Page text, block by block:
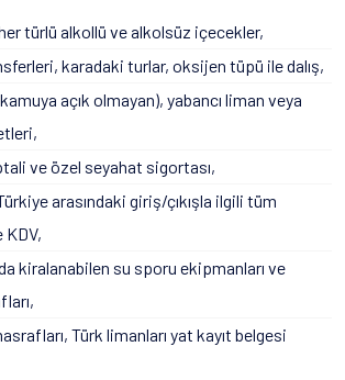
türlü alkollü ve alkolsüz içecekler,
karadaki turlar, oksijen tüpü ile dalış,
açık olmayan), yabancı liman veya
ve özel seyahat sigortası,
arasındaki giriş/çıkışla ilgili tüm
kiralanabilen su sporu ekipmanları ve
Türk limanları yat kayıt belgesi